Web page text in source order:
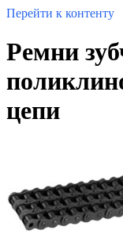
Перейти к контенту
Ремни
цепи